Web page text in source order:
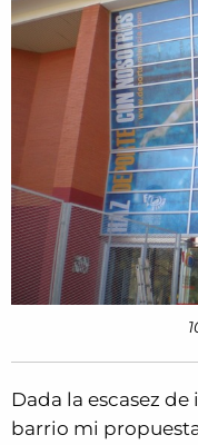
Dada la escasez
barrio mi